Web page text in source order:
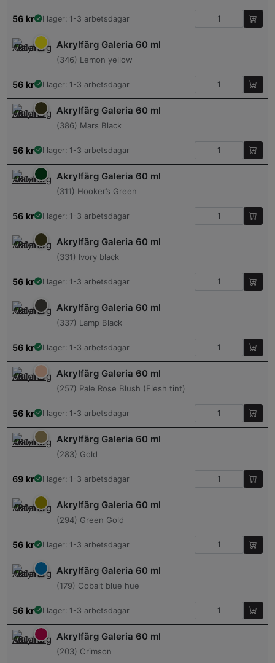
56 kr I lager: 1-3 arbetsdagar
Akrylfärg Galeria 60 ml
(346) Lemon yellow
56 kr I lager: 1-3 arbetsdagar
Akrylfärg Galeria 60 ml
(386) Mars Black
56 kr I lager: 1-3 arbetsdagar
Akrylfärg Galeria 60 ml
(311) Hooker’s Green
56 kr I lager: 1-3 arbetsdagar
Akrylfärg Galeria 60 ml
(331) Ivory black
56 kr I lager: 1-3 arbetsdagar
Akrylfärg Galeria 60 ml
(337) Lamp Black
56 kr I lager: 1-3 arbetsdagar
Akrylfärg Galeria 60 ml
(257) Pale Rose Blush (Flesh tint)
56 kr I lager: 1-3 arbetsdagar
Akrylfärg Galeria 60 ml
(283) Gold
69 kr I lager: 1-3 arbetsdagar
Akrylfärg Galeria 60 ml
(294) Green Gold
56 kr I lager: 1-3 arbetsdagar
Akrylfärg Galeria 60 ml
(179) Cobalt blue hue
56 kr I lager: 1-3 arbetsdagar
Akrylfärg Galeria 60 ml
(203) Crimson